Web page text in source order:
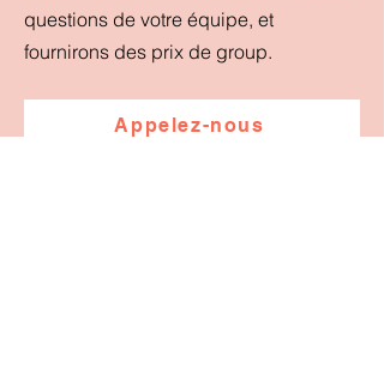
questions de votre équipe, et
fournirons des prix de group.
Appelez-nous